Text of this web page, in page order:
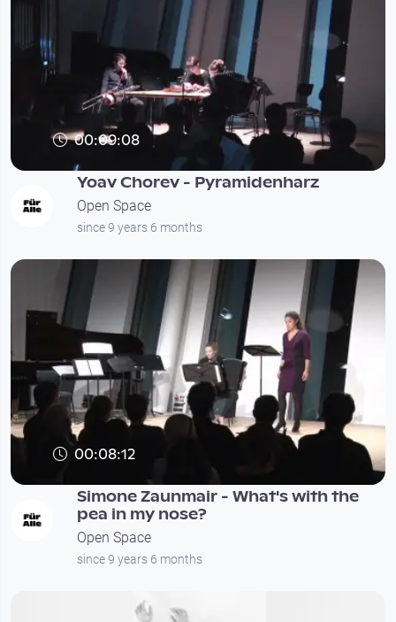
00:09:08
Yoav Chorev - Pyramidenharz
Open Space
since 9 years 6 months
00:08:12
Simone Zaunmair - What's with the
pea in my nose?
Open Space
since 9 years 6 months